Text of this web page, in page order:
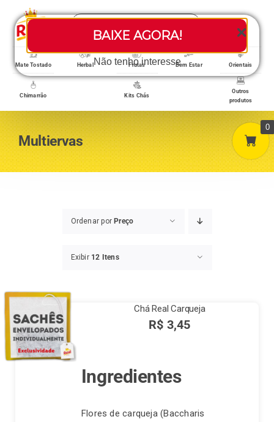
BAIXE AGORA!
Não tenho interesse
content
Search
Toggle
Loja/Produtos
Home
A empresa
Carrinho
Finalização de compra
Blog
Mate Tostado Herbal Frutas Bem Estar Orientais
Chimarrão Kits Chás
Outros
produtos
Multiervas
Ordenar por Preço
Exibir 12 Itens
Chá Real Carqueja
R$ 3,45
Ingredientes
Flores de carqueja (Baccharis
0